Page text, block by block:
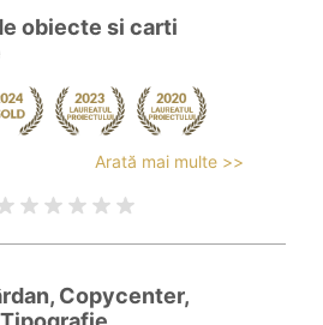
obiecte si carti
Arată mai multe >>
Copycenter,